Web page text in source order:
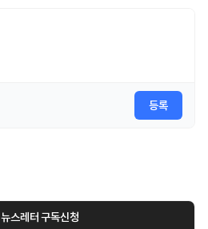
등록
뉴스레터 구독신청